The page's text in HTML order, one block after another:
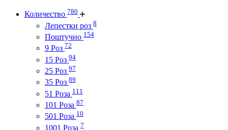
Количество 780
Лепестки роз 8
Поштучно 154
9 Роз 72
15 Роз 94
25 Роз 97
35 Роз 89
51 Роза 111
101 Роза 87
501 Роза 10
1001 Роза 7